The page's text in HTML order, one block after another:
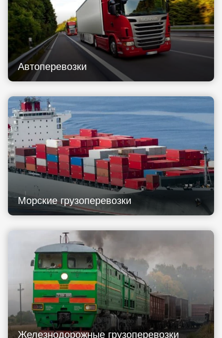
Автоперевозки
Морские грузоперевозки
Железнодорожные грузоперевозки